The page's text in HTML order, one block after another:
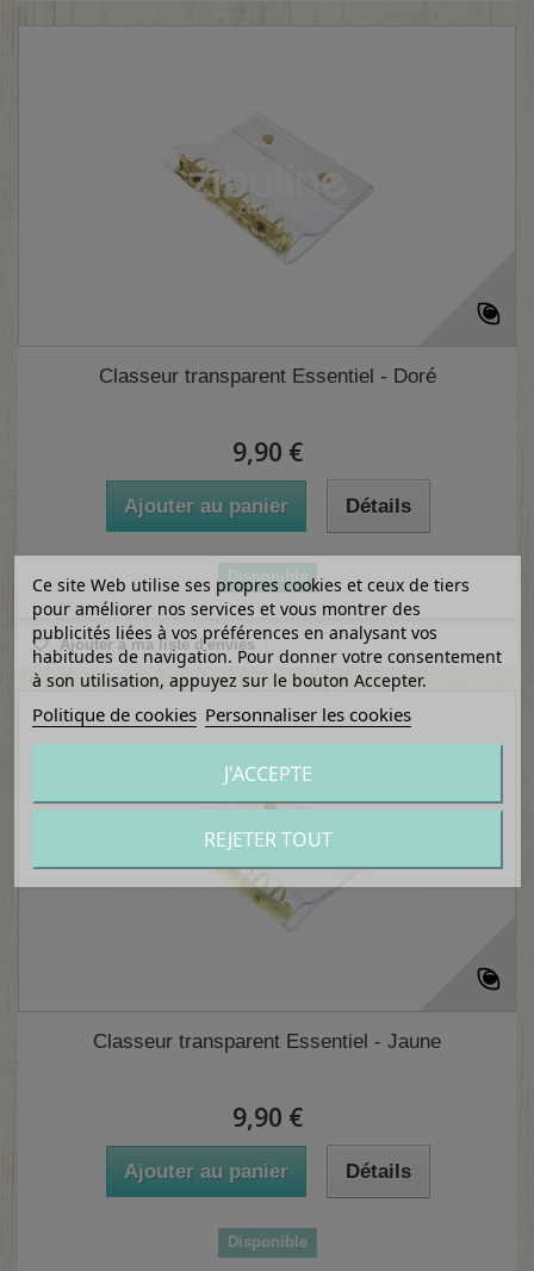
Classeur transparent Essentiel - Doré
9,90 €
Ajouter au panier Détails
Disponible
Ajouter à ma liste d'envies
Classeur transparent Essentiel - Jaune
9,90 €
Ajouter au panier Détails
Disponible
Ce site Web utilise ses propres cookies et ceux de tiers
pour améliorer nos services et vous montrer des
publicités liées à vos préférences en analysant vos
habitudes de navigation. Pour donner votre consentement
à son utilisation, appuyez sur le bouton Accepter.
Politique de cookies Personnaliser les cookies
REJETER TOUT
J'ACCEPTE